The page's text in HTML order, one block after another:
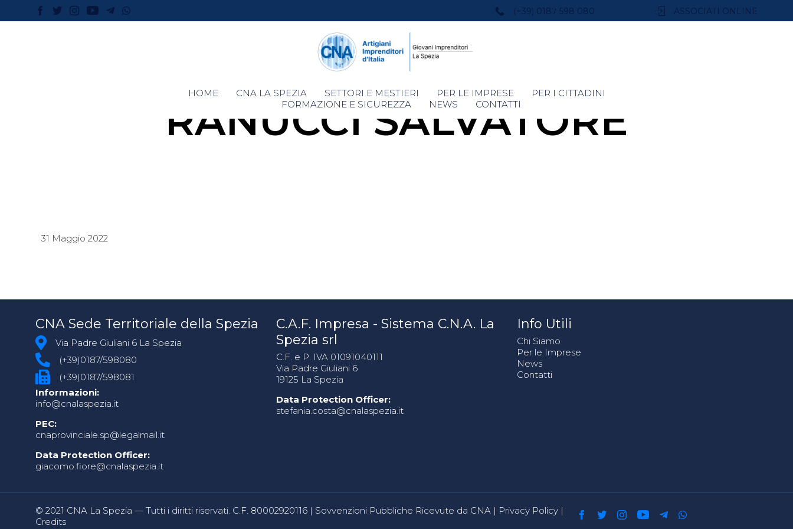
(+39) 0187 598 080 ASSOCIATI ONLINE
Skip
to
HOME CNA LA SPEZIA SETTORI E MESTIERI PER LE IMPRESE
PER I CITTADINI
FORMAZIONE E SICUREZZA
NEWS CONTATTI
RANUCCI SALVATORE
31 Maggio 2022
CNA Sede Territoriale della Spezia
Via Padre Giuliani 6 La Spezia
(+39)0187/598080
(+39)0187/598081
Informazioni:
info@cnalaspezia.it
PEC:
cnaprovinciale.sp@legalmail.it
Data Protection Officer:
giacomo.fiore@cnalaspezia.it
C.A.F. Impresa - Sistema C.N.A. La
Spezia srl
C.F. e P. IVA 01091040111
Via Padre Giuliani 6
19125 La Spezia
Data Protection Officer:
stefania.costa@cnalaspezia.it
Info Utili
Chi Siamo
Per le Imprese
News
Contatti
© 2021 CNA La Spezia — Tutti i diritti riservati. C.F. 80002920116 | Sovvenzioni Pubbliche Ricevute da CNA | Privacy Policy |
Credits